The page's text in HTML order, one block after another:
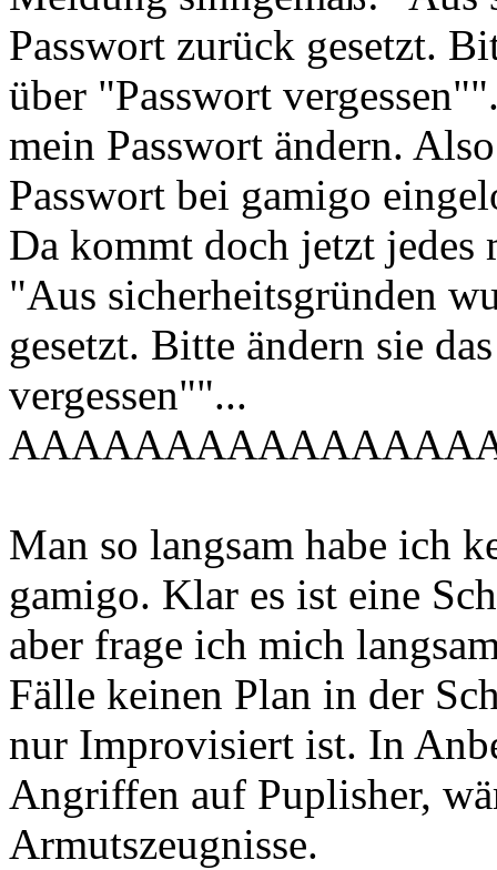
Passwort zurück gesetzt.
über "Passwort
mein Passwort ändern.
Passwort bei gamigo
Da kommt doch jetzt
"Aus sicherheitsgründen
gesetzt. Bitte ändern sie
vergessen""...
Man so langsam habe ich
gamigo. Klar es ist eine
aber frage ich mich
Fälle keinen Plan in der
nur Improvisiert ist. In
Angriffen auf Puplisher,
Armutszeugnisse.